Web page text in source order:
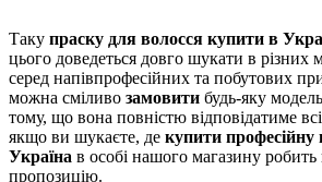
Таку праску для волосся купити в
цього доведеться довго шукати в різних
серед напівпрофесійних та побутових
можна сміливо замовити будь-яку
тому, що вона повністю відповідатиме
якщо ви шукаєте, де купити професійну
Україна в особі нашого магазину робить
пропозицію.